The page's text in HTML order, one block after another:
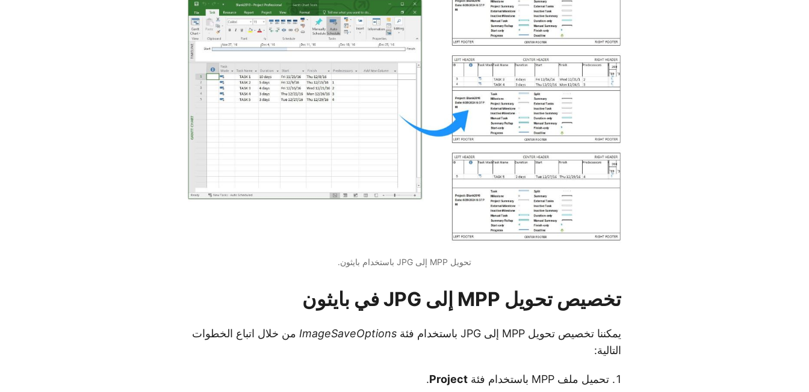
تحويل MPP إلى JPG باستخدام بايثون.
تخصيص تحويل MPP إلى JPG في بايثون
يمكننا تخصيص تحويل MPP إلى JPG باستخدام فئة ImageSaveOptions من خلال اتباع الخطوات
التالية:
تحميل ملف MPP باستخدام فئة Project
.